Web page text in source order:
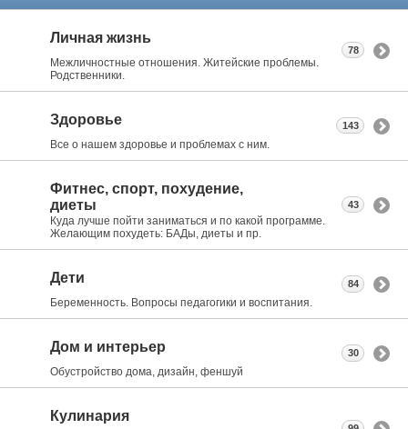
Личная жизнь
Межличностные отношения. Житейские проблемы.
Родственники.
78
Здоровье
Все о нашем здоровье и проблемах с ним.
143
Фитнес, спорт, похудение,
диеты
Куда лучше пойти заниматься и по какой программе.
Желающим похудеть: БАДы, диеты и пр.
43
Дети
Беременность. Вопросы педагогики и воспитания.
84
Дом и интерьер
Обустройство дома, дизайн, феншуй
30
Кулинария